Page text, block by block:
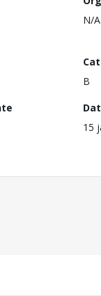
N/A
B
15